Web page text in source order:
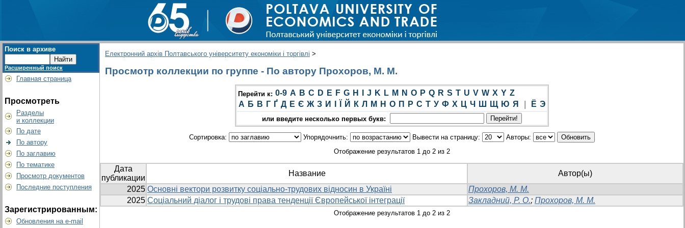
Поиск в архиве
Расширенный поиск
Главная страница
Просмотреть
Разделы
и коллекции
По дате
По автору
По заглавию
По тематике
Просмотр документов
Последние поступления
Зарегистрированным:
Обновления на e-mail
Електронний архів Полтавського університету економіки і торгівлі >
Просмотр коллекции по группе - По автору Прохоров, М. М.
Перейти к: 0-9 A B C D E F G H J K L M N O P Q R S T U V W X Y Z
А Б В Г Ґ Д Е Є Ж З И Й К Л М Н О П Р С Т У Ф Х Ц Ч Ш Щ Ю Я Ё Э
или введите несколько первых букв:
Сортировка: Упорядочнить: Вывести на страницу:
Авторы:
Отображение результатов 1 до 2 из 2
Дата
публикации
Название
Автор(ы)
2025 Основні вектори розвитку соціально-трудових відносин в Україні
Прохоров, М. М.
2025 Соціальний діалог і трудові права тенденції Європейської інтеграції Закладний, Р. О.; Прохоров, М. М.
Отображение результатов 1 до 2 из 2